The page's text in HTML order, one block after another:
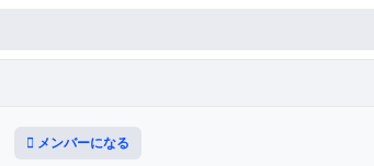
メンバーになる